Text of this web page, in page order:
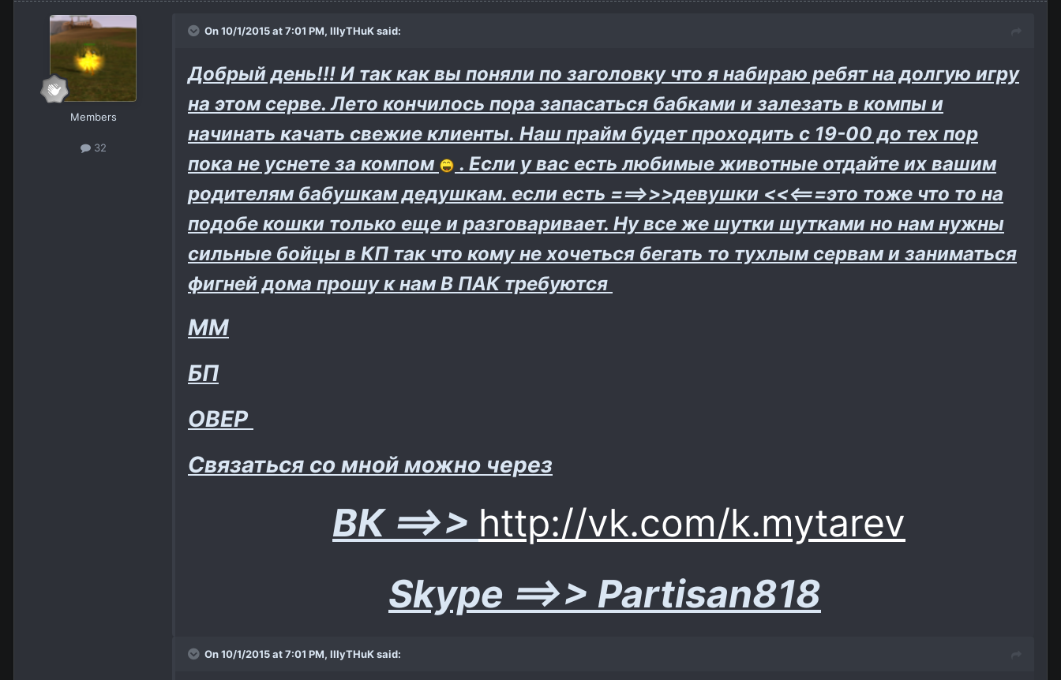
Members
32
On 10/1/2015 at 7:01 PM, IIIyTHuKsaid:
Добрый день!!! И так как вы поняли по заголовку что я набираю ребят на долгую игру
на этом серве. Лето кончилось пора запасаться бабками и залезать в компы и
начинать качать свежие клиенты. Наш прайм будет проходить с 19-00 до тех пор
пока не уснете за компом
. Если у вас есть любимые животные отдайте их вашим
родителям бабушкам дедушкам. если есть ===>>>девушки <<<===это тоже что то на
подобе кошки только еще и разговаривает. Ну все же шутки шутками но нам нужны
сильные бойцы в КП так что кому не хочеться бегать то тухлым сервам и заниматься
фигней дома прошу к нам В ПАК требуются
ММ
БП
ОВЕР
Связаться со мной можно через
ВК ==>> http://vk.com/k.mytarev
Skype ==>> Partisan818
On 10/1/2015 at 7:01 PM, IIIyTHuKsaid: